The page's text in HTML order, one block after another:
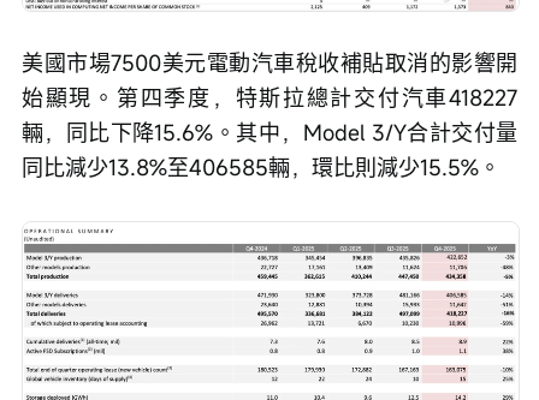
美國市場7500美元電動汽車稅收補貼取消的影響開
始顯現。第四季度，特斯拉總計交付汽車418227
輛，同比下降15.6%。其中，Model 3/Y合計交付量
同比減少13.8%至406585輛，環比則減少15.5%。